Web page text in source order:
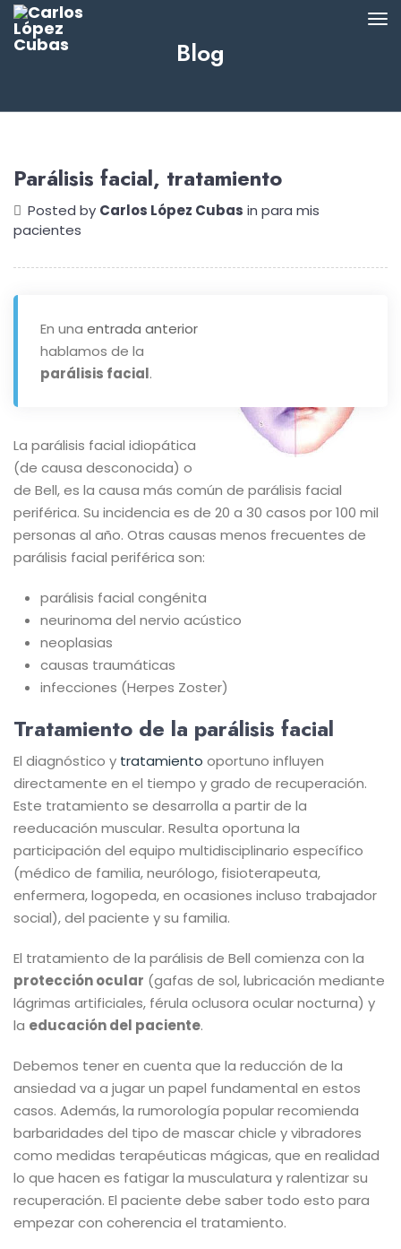
Blog
Parálisis facial, tratamiento
Posted by Carlos López Cubas in para mis
pacientes
En una entrada anterior
hablamos de la
parálisis facial.
La parálisis facial idiopática
(de causa desconocida) o
de Bell, es la causa más común de parálisis facial
periférica. Su incidencia es de 20 a 30 casos por 100 mil
personas al año. Otras causas menos frecuentes de
parálisis facial periférica son:
parálisis facial congénita
neurinoma del nervio acústico
neoplasias
causas traumáticas
infecciones (Herpes Zoster)
Tratamiento de la parálisis facial
El diagnóstico y tratamiento oportuno influyen
directamente en el tiempo y grado de recuperación.
Este tratamiento se desarrolla a partir de la
reeducación muscular. Resulta oportuna la
participación del equipo multidisciplinario específico
(médico de familia, neurólogo, fisioterapeuta,
enfermera, logopeda, en ocasiones incluso trabajador
social), del paciente y su familia.
El tratamiento de la parálisis de Bell comienza con la
protección ocular (gafas de sol, lubricación mediante
lágrimas artificiales, férula oclusora ocular nocturna) y
la educación del paciente.
Debemos tener en cuenta que la reducción de la
ansiedad va a jugar un papel fundamental en estos
casos. Además, la rumorología popular recomienda
barbaridades del tipo de mascar chicle y vibradores
como medidas terapéuticas mágicas, que en realidad
lo que hacen es fatigar la musculatura y ralentizar su
recuperación. El paciente debe saber todo esto para
empezar con coherencia el tratamiento.